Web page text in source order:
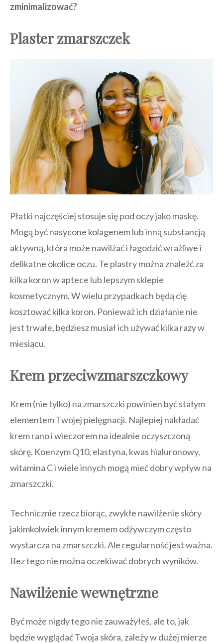
zminimalizować?
Plaster zmarszczek
Płatki najczęściej stosuje się pod oczy jako maskę.
Mogą być nasycone kolagenem lub inną substancją
aktywną, która może nawilżać i łagodzić wrażliwe i
delikatne okolice oczu. Te plastry można znaleźć za
kilka koron w aptece lub lepszym sklepie
kosmetycznym. W wielu przypadkach będą cię
kosztować kilka koron. Ponieważ ich działanie nie
jest trwałe, będziesz musiał ich używać kilka razy w
miesiącu.
Krem przeciwzmarszczkowy
Krem (nie tylko) na zmarszczki powinien być stałym
elementem Twojej pielęgnacji. Najlepiej nakładać
krem rano i wieczorem na idealnie oczyszczoną
skórę. Koenzym Q10, elastyna, kwas hialuronowy,
witamina C i wiele innych mogą mieć dobry wpływ na
zmarszczki.
Technicznie rzecz biorąc, zwykłe nawilżenie skóry
jakimkolwiek innym kremem odżywczym często
wystarcza na zmarszczki. Ale regularność jest ważna.
Bez tego nie można oczekiwać dobrych wyników.
Nawilżenie wewnętrzne
Być może nigdy tego nie zauważyłeś, ale to, jak
będzie wyglądać Twoja skóra, zależy w dużej mierze